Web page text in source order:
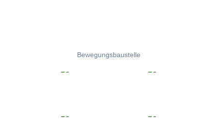
Bewegungsbaustelle